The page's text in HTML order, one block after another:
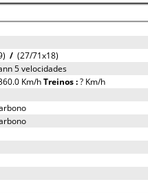
/ (27/71x18)
5 velocidades
Km/hTreinos :? Km/h